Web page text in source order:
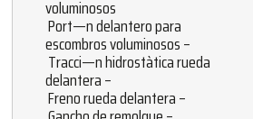
voluminosos
Port—n delantero para
escombros voluminosos –
Tracci—n hidrostàtica rueda
delantera –
Freno rueda delantera –